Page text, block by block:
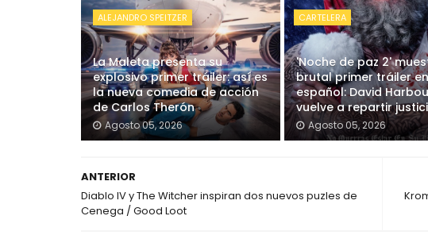
ALEJANDRO SPEITZER
La Maleta presenta su
explosivo primer tráiler: así es
la nueva comedia de acción
de Carlos Therón
Agosto 05, 2026
CARTELERA
'Noche de paz 2'
brutal primer tráiler en
español: David
vuelve a repartir
Agosto 05, 2026
ANTERIOR
Diablo IV y The Witcher inspiran dos nuevos puzles de
Cenega / Good Loot